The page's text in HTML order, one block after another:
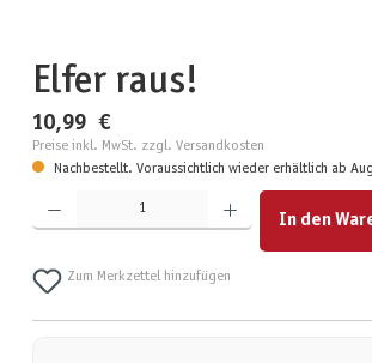
Elfer raus!
10,99 €
Preise inkl. MwSt. zzgl. Versandkosten
Nachbestellt. Voraussichtlich wieder erhältlich ab
Produkt Anzahl: Gib den gewünschten Wert ein oder benutze die
In den
Zum Merkzettel hinzufügen